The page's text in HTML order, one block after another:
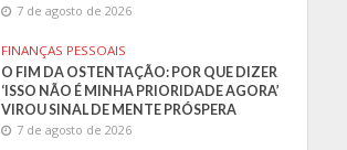
7 de agosto de 2026
FINANÇAS PESSOAIS
O FIM DA OSTENTAÇÃO: POR QUE DIZER
‘ISSO NÃO É MINHA PRIORIDADE AGORA’
VIROU SINAL DE MENTE PRÓSPERA
7 de agosto de 2026